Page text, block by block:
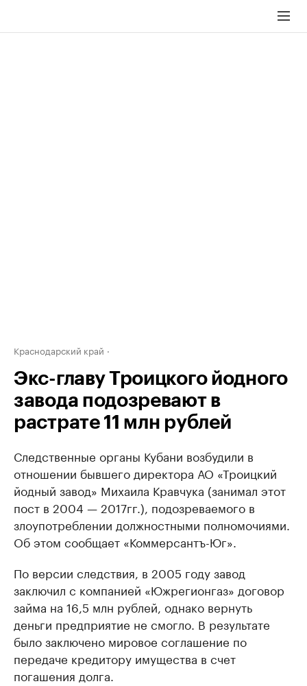
Краснодарский край
Экс-главу Троицкого йодного
завода подозревают в
растрате 11 млн рублей
Следственные органы Кубани возбудили в
отношении бывшего директора АО «Троицкий
йодный завод» Михаила Кравчука (занимал этот
пост в 2004 — 2017гг.), подозреваемого в
злоупотреблении должностными полномочиями.
Об этом сообщает «Коммерсантъ-Юг».
По версии следствия, в 2005 году завод
заключил с компанией «Южрегионгаз» договор
займа на 16,5 млн рублей, однако вернуть
деньги предприятие не смогло. В результате
было заключено мировое соглашение по
передаче кредитору имущества в счет
погашения долга.